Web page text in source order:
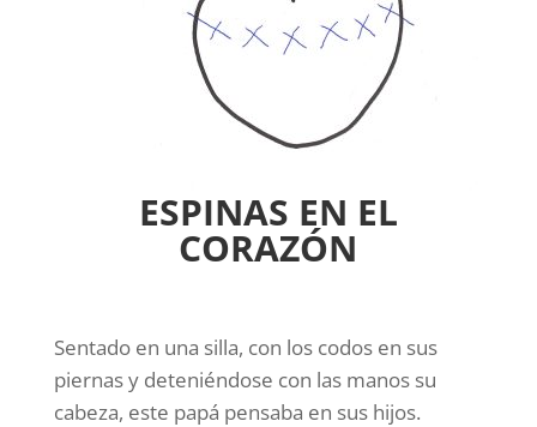
ESPINAS EN EL
CORAZÓN
Sentado en una silla, con los codos en sus
piernas y deteniéndose con las manos su
cabeza, este papá pensaba en sus hijos.